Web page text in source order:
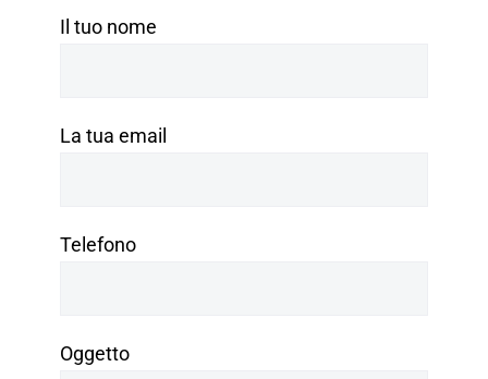
Il tuo nome
La tua email
Telefono
Oggetto